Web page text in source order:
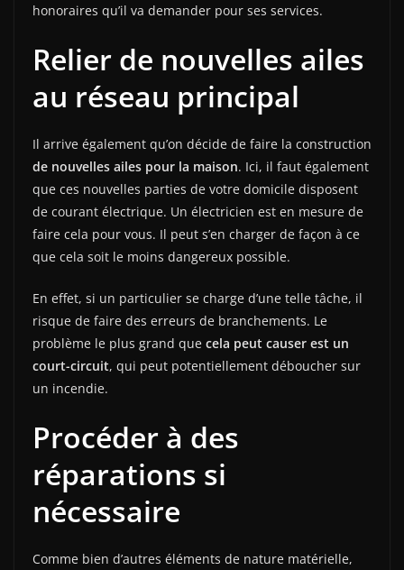
honoraires qu’il va demander pour ses services.
Relier de nouvelles ailes
au réseau principal
Il arrive également qu’on décide de faire la construction
de nouvelles ailes pour la maison. Ici, il faut également
que ces nouvelles parties de votre domicile disposent
de courant électrique. Un électricien est en mesure de
faire cela pour vous. Il peut s’en charger de façon à ce
que cela soit le moins dangereux possible.
En effet, si un particulier se charge d’une telle tâche, il
risque de faire des erreurs de branchements. Le
problème le plus grand que cela peut causer est un
court-circuit, qui peut potentiellement déboucher sur
un incendie.
Procéder à des
réparations si
nécessaire
Comme bien d’autres éléments de nature matérielle,